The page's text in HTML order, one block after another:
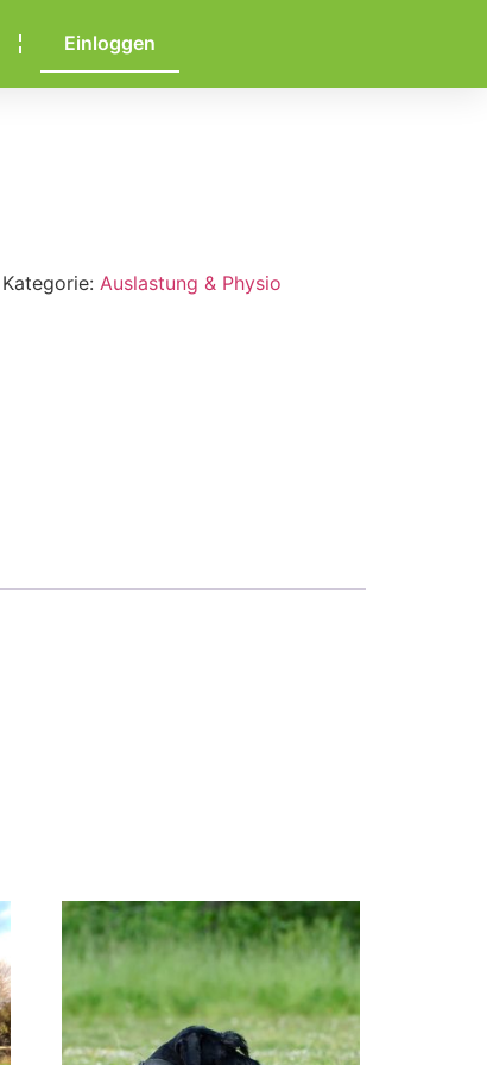
Einloggen
Kategorie: Auslastung & Physio